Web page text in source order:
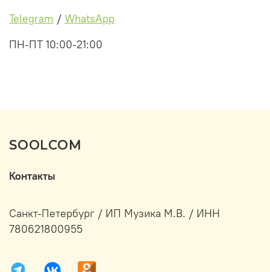
Telegram / WhatsApp
ПН-ПТ 10:00-21:00
SOOLCOM
Контакты
Санкт-Петербург / ИП Музика М.В. / ИНН
780621800955